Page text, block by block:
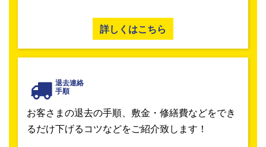
詳しくはこちら
退去連絡
手順
お客さまの退去の手順、敷金・修繕費などをでき
るだけ下げるコツなどをご紹介致します！